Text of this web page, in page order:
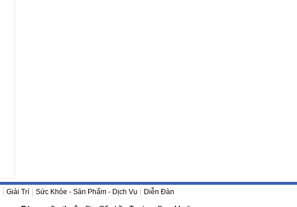
Giải Trí Sức Khỏe - Sản Phẩm - Dịch Vụ Diễn Đàn